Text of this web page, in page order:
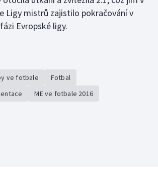
Ligy mistrů zajistilo pokračování v
Evropské ligy.
ve fotbale
Fotbal
ME ve fotbale 2016